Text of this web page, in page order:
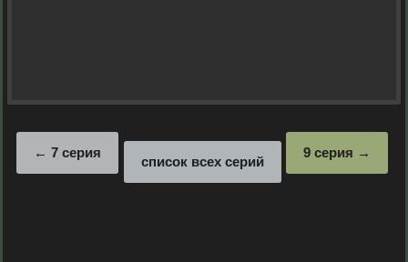
9 серия
7 серия
список всех серий